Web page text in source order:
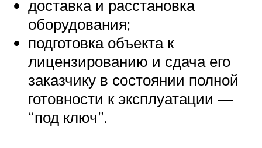
доставка и расстановка
оборудования;
подготовка объекта к
лицензированию и сдача его
заказчику в состоянии полной
готовности к эксплуатации —
“под ключ”.